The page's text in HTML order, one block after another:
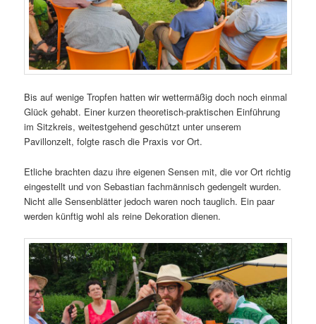
Bis auf wenige Tropfen hatten wir wettermäßig doch noch einmal
Glück gehabt. Einer kurzen theoretisch-praktischen Einführung
im Sitzkreis, weitestgehend geschützt unter unserem
Pavillonzelt, folgte rasch die Praxis vor Ort.
Etliche brachten dazu ihre eigenen Sensen mit, die vor Ort richtig
eingestellt und von Sebastian fachmännisch gedengelt wurden.
Nicht alle Sensenblätter jedoch waren noch tauglich. Ein paar
werden künftig wohl als reine Dekoration dienen.